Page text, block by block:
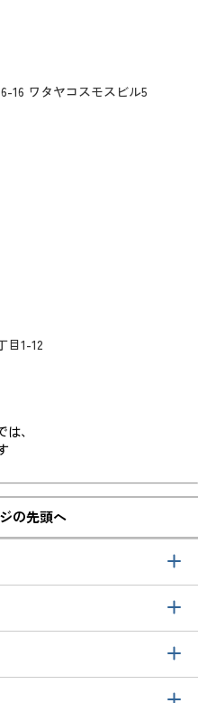
16 ワタヤコスモスビル5
目1-12
、
の先頭へ